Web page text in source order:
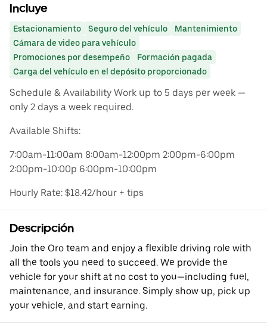
Incluye
Estacionamiento Seguro del vehículo
Mantenimiento
Cámara de video para vehículo
Promociones por desempeño
Formación pagada
Carga del vehículo en el depósito proporcionado
Schedule & Availability Work up to 5 days per week —
only 2 days a week required.
Available Shifts:
7:00am-11:00am 8:00am-12:00pm 2:00pm-6:00pm
2:00pm-10:00p 6:00pm-10:00pm
Hourly Rate: $18.42/hour + tips
Descripción
Join the Oro team and enjoy a flexible driving role with
all the tools you need to succeed. We provide the
vehicle for your shift at no cost to you—including fuel,
maintenance, and insurance. Simply show up, pick up
your vehicle, and start earning.